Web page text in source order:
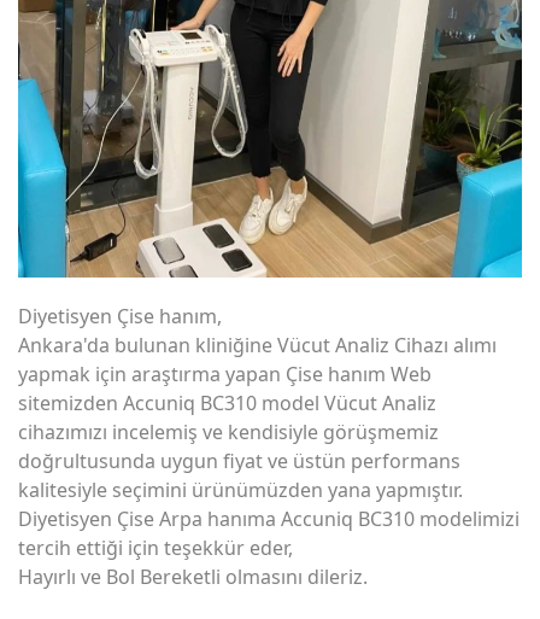
Diyetisyen Çise hanım,
Ankara'da bulunan kliniğine Vücut Analiz Cihazı alımı
yapmak için araştırma yapan Çise hanım Web
sitemizden Accuniq BC310 model Vücut Analiz
cihazımızı incelemiş ve kendisiyle görüşmemiz
doğrultusunda uygun fiyat ve üstün performans
kalitesiyle seçimini ürünümüzden yana yapmıştır.
Diyetisyen Çise Arpa hanıma Accuniq BC310 modelimizi
tercih ettiği için teşekkür eder,
Hayırlı ve Bol Bereketli olmasını dileriz.